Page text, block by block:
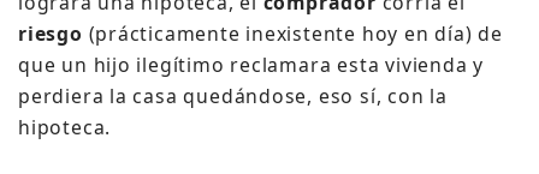
riesgo (prácticamente inexistente hoy en día) de
que un hijo ilegítimo reclamara esta vivienda y
perdiera la casa quedándose, eso sí, con la
hipoteca.